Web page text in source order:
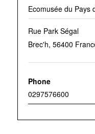
Ecomusée du Pays
Rue Park Ségal
Brec'h, 56400
Phone
0297576600